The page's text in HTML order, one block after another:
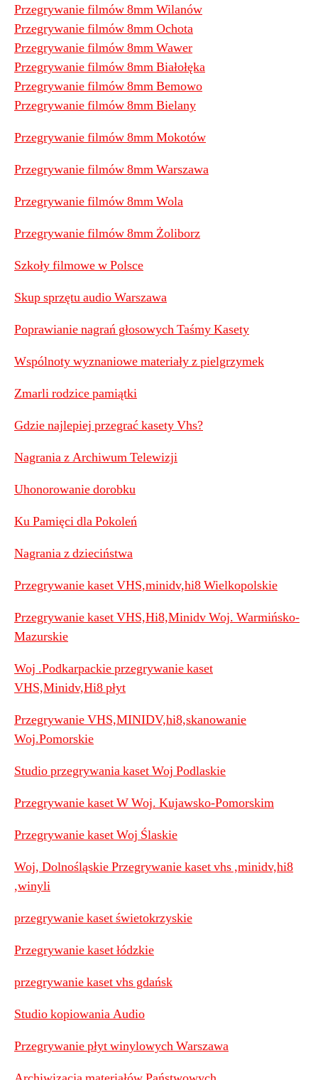
Przegrywanie filmów 8mm Wilanów
Przegrywanie filmów 8mm Ochota
Przegrywanie filmów 8mm Wawer
Przegrywanie filmów 8mm Białołęka
Przegrywanie filmów 8mm Bemowo
Przegrywanie filmów 8mm Bielany
Przegrywanie filmów 8mm Mokotów
Przegrywanie filmów 8mm Warszawa
Przegrywanie filmów 8mm Wola
Przegrywanie filmów 8mm Żoliborz
Szkoły filmowe w Polsce
Skup sprzętu audio Warszawa
Poprawianie nagrań głosowych Taśmy Kasety
Wspólnoty wyznaniowe materiały z pielgrzymek
Zmarli rodzice pamiątki
Gdzie najlepiej przegrać kasety Vhs?
Nagrania z Archiwum Telewizji
Uhonorowanie dorobku
Ku Pamięci dla Pokoleń
Nagrania z dzieciństwa
Przegrywanie kaset VHS,minidv,hi8 Wielkopolskie
Przegrywanie kaset VHS,Hi8,Minidv Woj. Warmińsko-
Mazurskie
Woj .Podkarpackie przegrywanie kaset
VHS,Minidv,Hi8 płyt
Przegrywanie VHS,MINIDV,hi8,skanowanie
Woj.Pomorskie
Studio przegrywania kaset Woj Podlaskie
Przegrywanie kaset W Woj. Kujawsko-Pomorskim
Przegrywanie kaset Woj Ślaskie
Woj, Dolnośląskie Przegrywanie kaset vhs ,minidv,hi8
,winyli
przegrywanie kaset świetokrzyskie
Przegrywanie kaset łódzkie
przegrywanie kaset vhs gdańsk
Studio kopiowania Audio
Przegrywanie płyt winylowych Warszawa